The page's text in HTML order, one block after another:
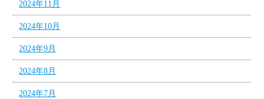
2024年11月
2024年10月
2024年9月
2024年8月
2024年7月